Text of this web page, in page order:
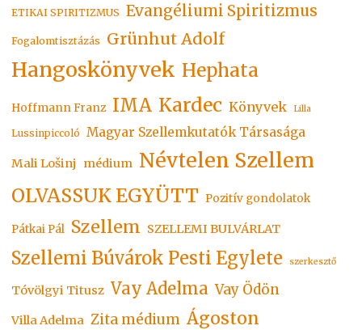
ETIKAI SPIRITIZMUS Evangéliumi Spiritizmus
Fogalomtisztázás Grünhut Adolf
Hangoskönyvek Hephata
Hoffmann Franz IMA Kardec Könyvek Lilla
Lussinpiccoló Magyar Szellemkutatók Társasága
Mali Lošinj médium Névtelen Szellem
OLVASSUK EGYÜTT Pozitív gondolatok
Pátkai Pál Szellem SZELLEMI BULVÁRLAT
Szellemi Búvárok Pesti Egylete szerkesztő
Tóvölgyi Titusz Vay Adelma Vay Ödön
Villa Adelma Zita médium Ágoston